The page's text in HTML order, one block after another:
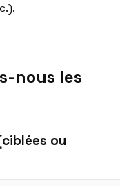
nous les
ou